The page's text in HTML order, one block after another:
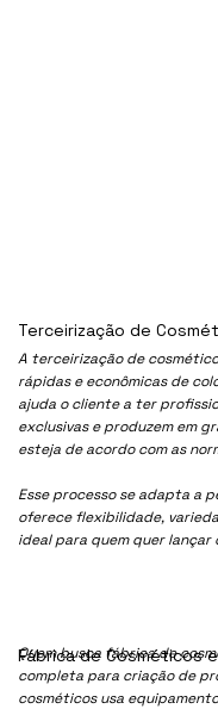
A terceirização de
rápidas e econômicas de
ajuda o cliente a ter
exclusivas e produzem em
esteja de acordo com as
Esse processo se adapta a
oferece flexibilidade,
ideal para quem quer
Quem busca fábrica de
completa para criação de
cosméticos usa
Fábrica de Cosméticos
Terceirização de